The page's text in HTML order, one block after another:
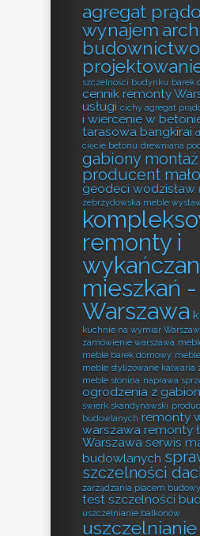
agregat
wynajem
szczelności budynku barek
cennik remonty
usługi cichy agregat
i wiercenie w
tarasowa bangkirai
cięcie betonu drewniana
gabiony montaż
producent
geodeci wodzisław
zebrzydowska meble
remonty i
mieszkań -
Warszawa
kuchnie na wymiar
zamówienie warszawa
meble barek domowy
meble stylizowane kalwaria
meble słonina naprawa
ogrodzenia z
świerk skandynawski
budowlanych remonty
warszawa remonty
Warszawa serwis
budowlanych
szczelności
zarządzania placem budowy
test szczelności
uszczelnianie balkonów
uszczelnianie